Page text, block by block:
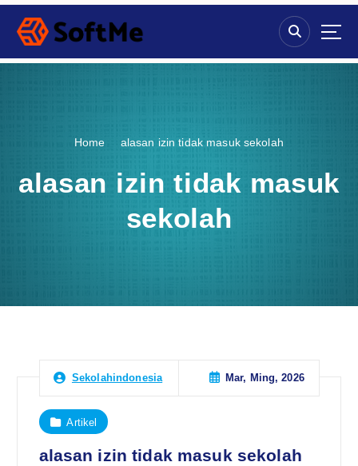
S
p
Home alasan izin tidak masuk sekolah
alasan izin tidak masuk
sekolah
Sekolahindonesia Mar, Ming, 2026
Artikel
alasan izin tidak masuk sekolah